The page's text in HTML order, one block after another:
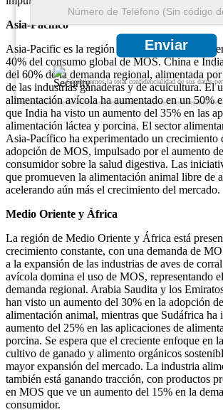
Enviar
Garantizamos la total confidencialidad de sus datos
Asia-Pacífico
Asia-Pacific es la región de más rápido
40% del consumo global de MOS. China e
del 60% de la demanda regional, alimentada
de las industrias ganaderas y de acuicultura. El
alimentación avícola ha aumentado en un 50%
que India ha visto un aumento del 35% en las
alimentación láctea y porcina. El sector
Asia-Pacífico ha experimentado un crecimiento
adopción de MOS, impulsado por el aumento
consumidor sobre la salud digestiva. Las
que promueven la alimentación animal libre de
acelerando aún más el crecimiento del mercado.
Medio Oriente y África
La región de Medio Oriente y África está
crecimiento constante, con una demanda de
a la expansión de las industrias de aves de
avícola domina el uso de MOS, representando
demanda regional. Arabia Saudita y los
han visto un aumento del 30% en la adopción
alimentación animal, mientras que Sudáfrica ha
aumento del 25% en las aplicaciones de
porcina. Se espera que el creciente enfoque en
cultivo de ganado y alimento orgánicos
mayor expansión del mercado. La industria
también está ganando tracción, con productos
en MOS que ve un aumento del 15% en la
consumidor.